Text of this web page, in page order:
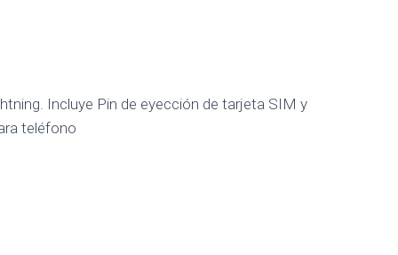
Incluye Pin de eyección de tarjeta SIM y
teléfono